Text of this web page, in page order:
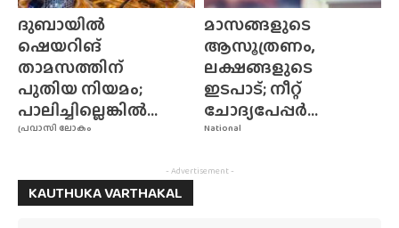
പ്രവാസി ലോകം
ദുബായിൽ
ഷെയറിങ്
താമസത്തിന്
പുതിയ നിയമം;
പാലിച്ചില്ലെങ്കിൽ...
National
മാസങ്ങളുടെ
ആസൂത്രണം,
ലക്ഷങ്ങളുടെ
ഇടപാട്; നീറ്റ്
ചോദ്യപേപ്പർ...
- Advertisement -
KAUTHUKA VARTHAKAL